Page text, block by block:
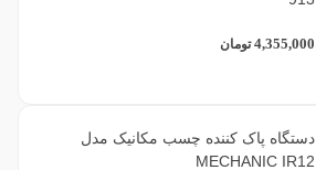
4,355,000 تومان
دستگاه پاک کننده چسب مکانیک مدل
MECHANIC IR12